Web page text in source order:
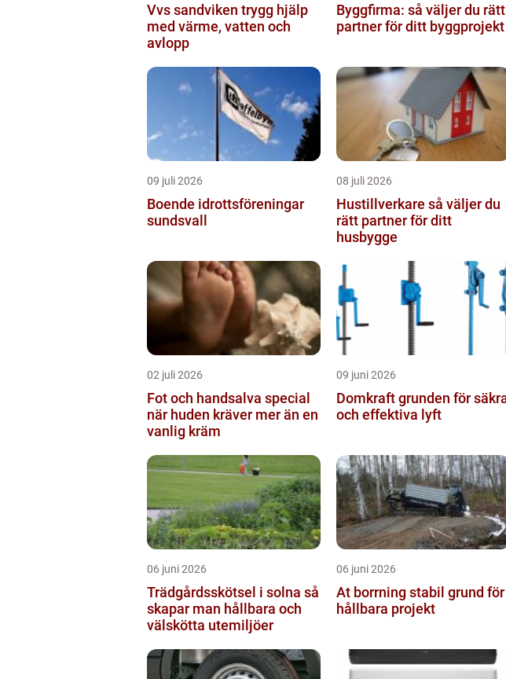
Vvs sandviken trygg hjälp
med värme, vatten och
avlopp
Byggfirma: så väljer du rätt
partner för ditt byggprojekt
09 juli 2026
Boende idrottsföreningar
sundsvall
08 juli 2026
Hustillverkare så väljer du
rätt partner för ditt
husbygge
02 juli 2026
Fot och handsalva special
när huden kräver mer än en
vanlig kräm
09 juni 2026
Domkraft grunden för säkra
och effektiva lyft
06 juni 2026
Trädgårdsskötsel i solna så
skapar man hållbara och
välskötta utemiljöer
06 juni 2026
At borrning stabil grund för
hållbara projekt